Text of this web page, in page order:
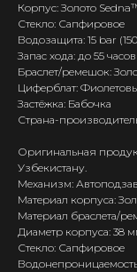
Корпус: Золото
Стекло: Сапфировое
Водозащита: 15 bar
Запас хода: до 55 часов
Браслет/ремешок:
Циферблат:
Застёжка: Бабочка
Страна-
Оригинальная
Узбекистану.
Механизм:
Материал корпуса:
Материал браслета/
Диаметр корпуса: 38
Стекло: Сапфировое